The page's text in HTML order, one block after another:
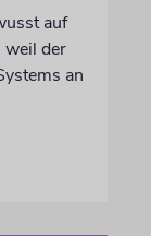
auf
weil der
an